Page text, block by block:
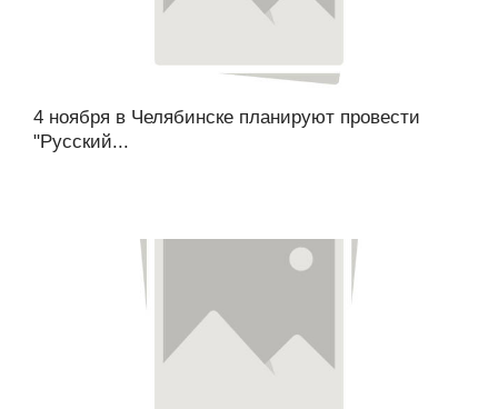
4 ноября в Челябинске планируют провести
"Русский...